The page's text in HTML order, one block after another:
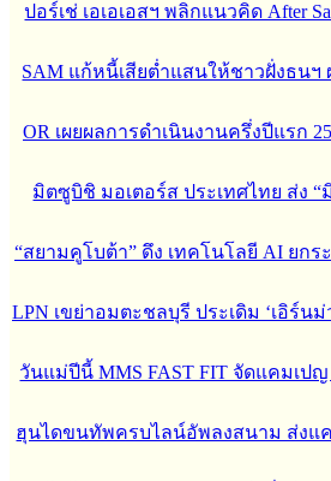
ปอร์เช่ เอเอเอสฯ พลิกแนวคิด After
SAM แก้หนี้เสียต่ำแสนให้ชาวฝั่งธน
OR เผยผลการดำเนินงานครึ่งปีแรก
มิตซูบิชิ มอเตอร์ส ประเทศไทย ส่ง
“สยามคูโบต้า” ดึง เทคโนโลยี AI ยก
LPN เขย่าอมตะชลบุรี ประเดิม ‘เอิร์นม่
วันแม่ปีนี้ MMS FAST FIT จัดแคมเปญ
ฮุนไดขนทัพครบไลน์อัพลงสนาม ส่งแคม